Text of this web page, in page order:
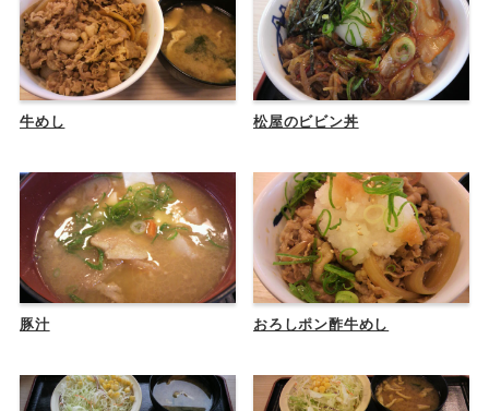
牛めし 松屋のビビン丼
豚汁 おろしポン酢牛めし